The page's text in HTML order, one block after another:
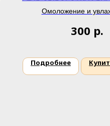
Омоложение и
300 р.
Подробнее